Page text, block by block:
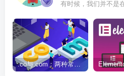
.co与.com：两种常用域名后缀名完全指南